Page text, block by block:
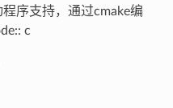
序支持，通过cmake编
c